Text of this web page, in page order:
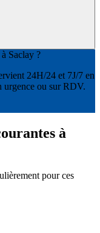
Saclay ?
24H/24 et 7J/7 en
urgence ou sur RDV.
à
pour ces